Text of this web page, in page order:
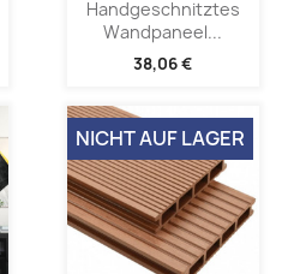
Handgeschnitztes
Wandpaneel...
38,06 €
NICHT AUF LAGER